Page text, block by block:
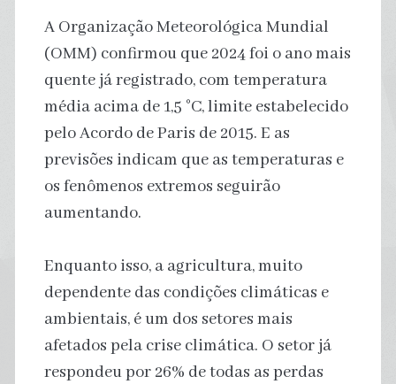
A Organização Meteorológica Mundial
(OMM) confirmou que 2024 foi o ano mais
quente já registrado, com temperatura
média acima de 1,5 °C, limite estabelecido
pelo Acordo de Paris de 2015. E as
previsões indicam que as temperaturas e
os fenômenos extremos seguirão
aumentando.
Enquanto isso, a agricultura, muito
dependente das condições climáticas e
ambientais, é um dos setores mais
afetados pela crise climática. O setor já
respondeu por 26% de todas as perdas